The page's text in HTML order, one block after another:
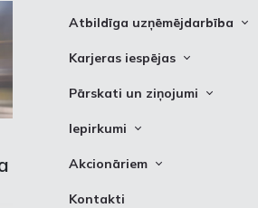
Conexus vizītkarte
Akcionāru struktūra
Struktūra
Padome
Atbildīga uzņēmējdarbība
Cel trauksmi
Karjeras iespējas
Vakances
Pārskati un ziņojumi
Attīstības plāni
Iepirkumi
Iepirkumi
Akcionāriem
Informācija
Kontakti